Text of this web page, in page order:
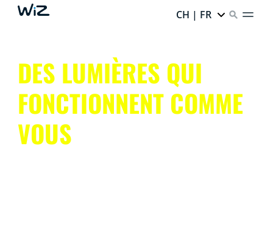
CH | FR
DES LUMIÈRES QUI
FONCTIONNENT COMME
VOUS